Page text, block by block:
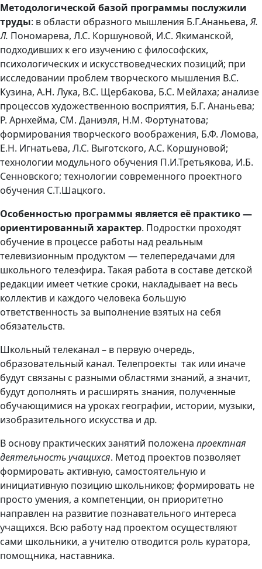
Методологической базой программы послужили
труды: в области образного мышления Б.Г.Ананьева,Я.
Л. Пономарева, Л.С. Коршуновой, И.С. Якиманской,
подходивших к его изучению с философских,
психологических и искусствоведческих позиций; при
исследовании проблем творческого мышления B.C.
Кузина, А.Н. Лука, B.C. Щербакова, Б.С. Мейлаха; анализе
процессов художественною восприятия, Б.Г. Ананьева;
Р. Арнхейма, СМ. Даниэля, Н.М. Фортунатова;
формирования творческого воображения, Б.Ф. Ломова,
Е.Н. Игнатьева, Л.С. Выготского, А.С. Коршуновой;
технологии модульного обучения П.И.Третьякова, И.Б.
Сенновского; технологии современного проектного
обучения С.Т.Шацкого.
Особенностью программы является её практико —
ориентированный характер. Подростки проходят
обучение в процессе работы над реальным
телевизионным продуктом — телепередачами для
школьного телеэфира. Такая работа в составе детской
редакции имеет четкие сроки, накладывает на весь
коллектив и каждого человека большую
ответственность за выполнение взятых на себя
обязательств.
Школьный телеканал – в первую очередь,
образовательный канал. Телепроекты так или иначе
будут связаны с разными областями знаний, а значит,
будут дополнять и расширять знания, полученные
обучающимися на уроках географии, истории, музыки,
изобразительного искусства и др.
В основу практических занятий положена проектная
деятельность учащихся. Метод проектов позволяет
формировать активную, самостоятельную и
инициативную позицию школьников; формировать не
просто умения, а компетенции, он приоритетно
направлен на развитие познавательного интереса
учащихся. Всю работу над проектом осуществляют
сами школьники, а учителю отводится роль куратора,
помощника, наставника.